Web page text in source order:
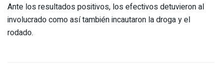
Ante los resultados positivos, los efectivos detuvieron al
involucrado como así también incautaron la droga y el
rodado.